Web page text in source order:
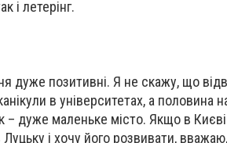
і летерінг.
дуже позитивні. Я не скажу, що
в університетах, а половина
– дуже маленьке місто. Якщо в
і хочу його розвивати,